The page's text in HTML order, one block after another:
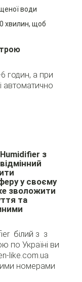
води
хвилин, щоб
годин, а при
автоматично
з
у своєму
зволожити
та
білий з з
по Україні ви
like.com.ua
номерами